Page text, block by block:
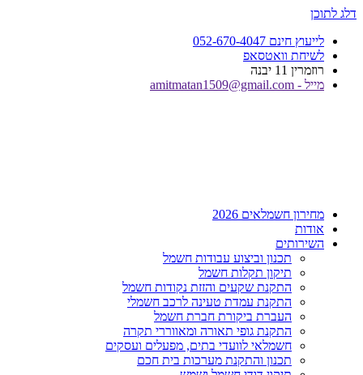
דלג לתוכן
לייעוץ חינם 052-670-4047
לשיחת וואטסאפ
רוזמרין 11 יבנה
מייל - amitmatan1509@gmail.com
מחירון חשמלאים 2026
אודות
השירותים
תכנון וביצוע עבודות חשמל
תיקון תקלות חשמל
התקנת שקעים והזזת נקודות חשמל
התקנת עמדת טעינה לרכב חשמלי
העברת ביקורת חברת חשמל
התקנת גופי תאורה ומאווררי תקרה
חשמלאי לוועדי בתים, מפעלים ועסקים
תכנון והתקנת מערכות בית חכם